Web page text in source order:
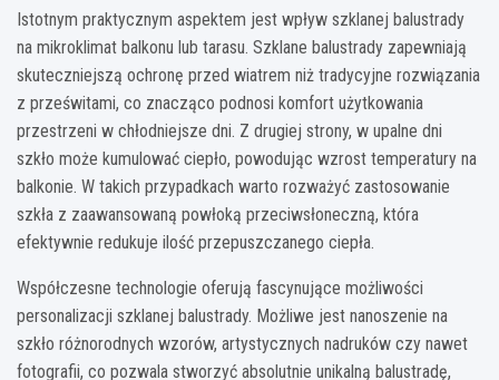
Istotnym praktycznym aspektem jest wpływ szklanej balustrady
na mikroklimat balkonu lub tarasu. Szklane balustrady zapewniają
skuteczniejszą ochronę przed wiatrem niż tradycyjne rozwiązania
z prześwitami, co znacząco podnosi komfort użytkowania
przestrzeni w chłodniejsze dni. Z drugiej strony, w upalne dni
szkło może kumulować ciepło, powodując wzrost temperatury na
balkonie. W takich przypadkach warto rozważyć zastosowanie
szkła z zaawansowaną powłoką przeciwsłoneczną, która
efektywnie redukuje ilość przepuszczanego ciepła.
Współczesne technologie oferują fascynujące możliwości
personalizacji szklanej balustrady. Możliwe jest nanoszenie na
szkło różnorodnych wzorów, artystycznych nadruków czy nawet
fotografii, co pozwala stworzyć absolutnie unikalną balustradę,